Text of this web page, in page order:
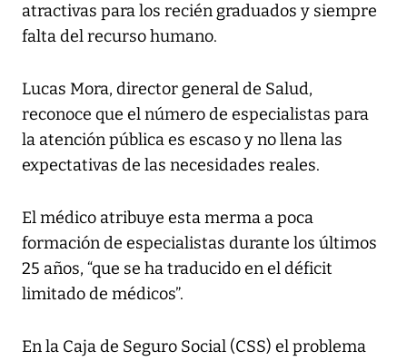
atractivas para los recién graduados y siempre
falta del recurso humano.
Lucas Mora, director general de Salud,
reconoce que el número de especialistas para
la atención pública es escaso y no llena las
expectativas de las necesidades reales.
El médico atribuye esta merma a poca
formación de especialistas durante los últimos
25 años, “que se ha traducido en el déficit
limitado de médicos”.
En la Caja de Seguro Social (CSS) el problema